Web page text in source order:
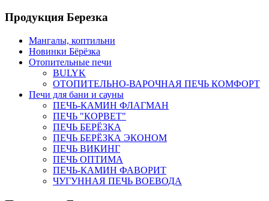
Продукция Березка
Мангалы, коптильни
Новинки Бёрёзка
Отопительные печи
BULYK
ОТОПИТЕЛЬНО-ВАРОЧНАЯ ПЕЧЬ КОМФОРТ
Печи для бани и сауны
ПЕЧЬ-КАМИН ФЛАГМАН
ПЕЧЬ "КОРВЕТ"
ПЕЧЬ БЕРЁЗКА
ПЕЧЬ БЕРЁЗКА ЭКОНОМ
ПЕЧЬ ВИКИНГ
ПЕЧЬ ОПТИМА
ПЕЧЬ-КАМИН ФАВОРИТ
ЧУГУННАЯ ПЕЧЬ ВОЕВОДА